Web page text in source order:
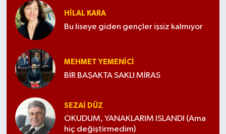
HILAL KARA
Bu liseye giden gençler işsiz kalmıyor
MEHMET YEMENICI
BİR BAŞAKTA SAKLI MİRAS
SEZAI DÜZ
OKUDUM, YANAKLARIM ISLANDI (Ama
hiç değiştirmedim)